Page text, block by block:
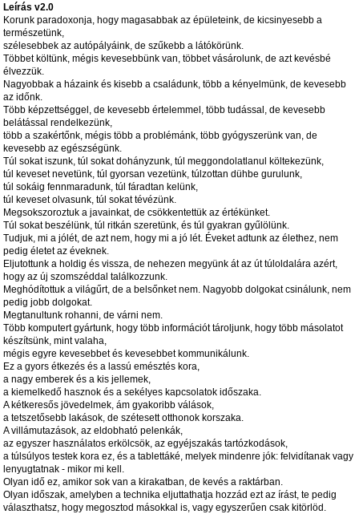
Leírás v2.0
Korunk paradoxonja, hogy magasabbak az épületeink, de kicsinyesebb a
természetünk,
szélesebbek az autópályáink, de szűkebb a látókörünk.
Többet költünk, mégis kevesebbünk van, többet vásárolunk, de azt kevésbé
élvezzük.
Nagyobbak a házaink és kisebb a családunk, több a kényelmünk, de kevesebb
az időnk.
Több képzettséggel, de kevesebb értelemmel, több tudással, de kevesebb
belátással rendelkezünk,
több a szakértőnk, mégis több a problémánk, több gyógyszerünk van, de
kevesebb az egészségünk.
Túl sokat iszunk, túl sokat dohányzunk, túl meggondolatlanul költekezünk,
túl keveset nevetünk, túl gyorsan vezetünk, túlzottan dühbe gurulunk,
túl sokáig fennmaradunk, túl fáradtan kelünk,
túl keveset olvasunk, túl sokat tévézünk.
Megsokszoroztuk a javainkat, de csökkentettük az értékünket.
Túl sokat beszélünk, túl ritkán szeretünk, és túl gyakran gyűlölünk.
Tudjuk, mi a jólét, de azt nem, hogy mi a jó lét. Éveket adtunk az élethez, nem
pedig életet az éveknek.
Eljutottunk a holdig és vissza, de nehezen megyünk át az út túloldalára azért,
hogy az új szomszéddal találkozzunk.
Meghódítottuk a világűrt, de a belsőnket nem. Nagyobb dolgokat csinálunk, nem
pedig jobb dolgokat.
Megtanultunk rohanni, de várni nem.
Több komputert gyártunk, hogy több információt tároljunk, hogy több másolatot
készítsünk, mint valaha,
mégis egyre kevesebbet és kevesebbet kommunikálunk.
Ez a gyors étkezés és a lassú emésztés kora,
a nagy emberek és a kis jellemek,
a kiemelkedő hasznok és a sekélyes kapcsolatok időszaka.
A kétkeresős jövedelmek, ám gyakoribb válások,
a tetszetősebb lakások, de szétesett otthonok korszaka.
A villámutazások, az eldobható pelenkák,
az egyszer használatos erkölcsök, az egyéjszakás tartózkodások,
a túlsúlyos testek kora ez, és a tablettáké, melyek mindenre jók: felvidítanak vagy
lenyugtatnak - mikor mi kell.
Olyan idő ez, amikor sok van a kirakatban, de kevés a raktárban.
Olyan időszak, amelyben a technika eljuttathatja hozzád ezt az írást, te pedig
választhatsz, hogy megosztod másokkal is, vagy egyszerűen csak kitörlöd.